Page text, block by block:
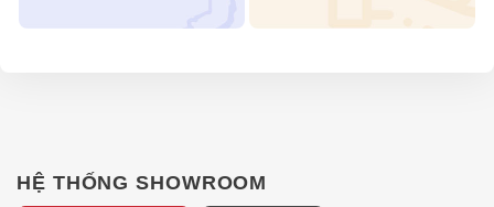
HỆ THỐNG SHOWROOM